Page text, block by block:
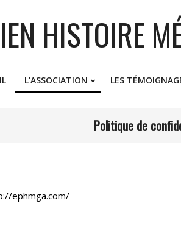
HISTOIRE
Menu
L’ASSOCIATION LES
Politique de
ephmga.com/